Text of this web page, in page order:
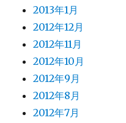
2013年1月
2012年12月
2012年11月
2012年10月
2012年9月
2012年8月
2012年7月